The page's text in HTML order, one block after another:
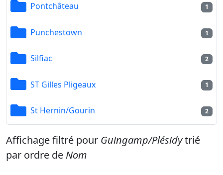
Pontchâteau 1
Punchestown 1
Silfiac 2
ST Gilles Pligeaux 1
St Hernin/Gourin 2
Affichage filtré pour Guingamp/Plésidytrié
par ordre de Nom